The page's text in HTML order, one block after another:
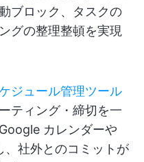
ブロック、タスクの
グの整理整頓を実現
ジュール管理ツール
ティング・締切を一
カレンダーや
社外とのコミットが